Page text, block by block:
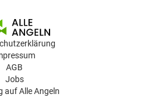
AGB
Jobs
auf Alle Angeln